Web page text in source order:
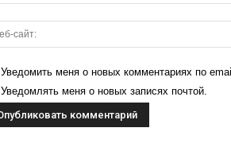
Уведомить меня о новых комментариях по
Уведомлять меня о новых записях почтой.